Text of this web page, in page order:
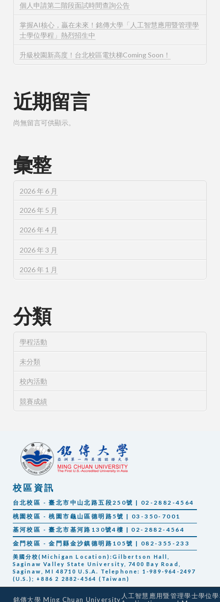
個人申請第二階段面試時間查詢公告
掌握AI核心，贏在未來！銘傳大學「人工智慧應用暨管理學
士學位學程」熱烈招生中
升級校園新高度！台北校區電扶梯Coming Soon！
近期留言
尚無留言可供顯示。
彙整
2026 年 6 月
2026 年 5 月
2026 年 4 月
2026 年 3 月
2026 年 1 月
分類
學程活動
未分類
校內活動
競賽成績
校區資訊
台北校區 - 臺北市中山北路五段250號 | 02-2882-4564
桃園校區 - 桃園市龜山區德明路5號 | 03-350-7001
基河校區 - 臺北市基河路130號4樓 | 02-2882-4564
金門校區 - 金門縣金沙鎮德明路105號 | 082-355-233
美國分校(Michigan Location):Gilbertson Hall,
Saginaw Valley State University, 7400 Bay Road,
Saginaw, MI 48710 U.S.A. Telephone: 1-989-964-2497
(U.S.); +886 2 2882-4564 (Taiwan)
銘傳大學 Ming Chuan University 人工智慧應用暨管理學士學